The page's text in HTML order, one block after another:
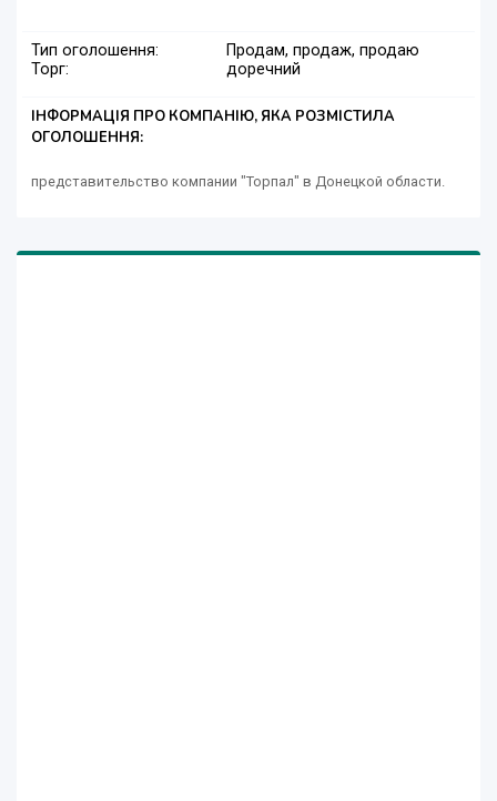
Тип оголошення:
Продам, продаж, продаю
Торг:
доречний
ІНФОРМАЦІЯ ПРО КОМПАНІЮ, ЯКА РОЗМІСТИЛА
ОГОЛОШЕННЯ:
представительство компании "Торпал" в Донецкой области.